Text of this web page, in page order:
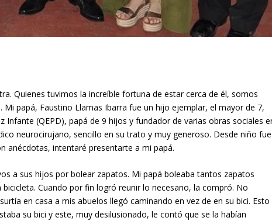
Quienes tuvimos la increíble fortuna de estar cerca de él, somos
papá, Faustino Llamas Ibarra fue un hijo ejemplar, el mayor de 7,
(QEPD), papá de 9 hijos y fundador de varias obras sociales
neurocirujano, sencillo en su trato y muy generoso. Desde niño fue
anécdotas, intentaré presentarte a mi papá.
a sus hijos por bolear zapatos. Mi papá boleaba tantos zapatos
Cuando por fin logró reunir lo necesario, la compró. No
en casa a mis abuelos llegó caminando en vez de en su bici. Esto
su bici y este, muy desilusionado, le contó que se la habían